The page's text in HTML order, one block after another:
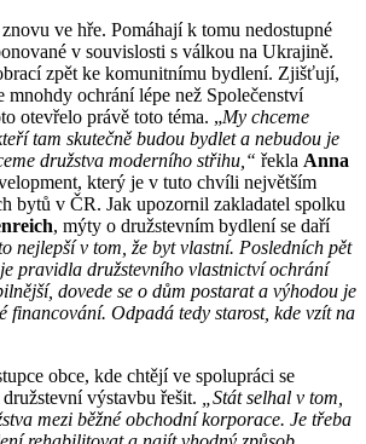
ve hře. Pomáhají k tomu nedostupné
v souvislosti s válkou na Ukrajině.
zpět ke komunitnímu bydlení. Zjišťují,
mnohdy ochrání lépe než Společenství
otevřelo právě toto téma. „My chceme
tam skutečně budou bydlet a nebudou je
družstva moderního střihu,“ řekla Anna
který je v tuto chvíli největším
bytů v ČR. Jak upozornil zakladatel spolku
, mýty o družstevním bydlení se daří
nejlepší v tom, že byt vlastní. Posledních pět
pravidla družstevního vlastnictví ochrání
dovede se o dům postarat a výhodou je
financování. Odpadá tedy starost, kde vzít na
obce, kde chtějí ve spolupráci se
výstavbu řešit.
„Stát selhal v tom,
mezi běžné obchodní korporace. Je třeba